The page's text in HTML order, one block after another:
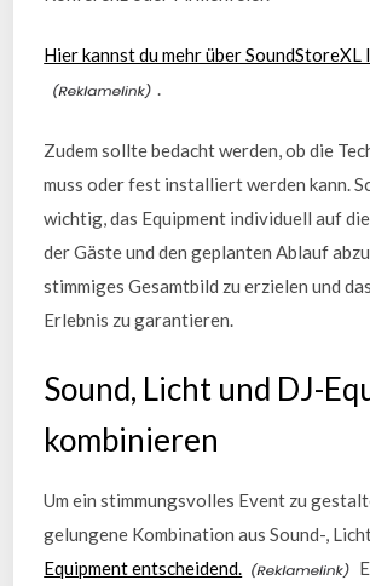
Hier kannst du mehr über SoundStoreXL
.
Zudem sollte bedacht werden, ob die
muss oder fest installiert werden kann.
wichtig, das Equipment individuell auf
der Gäste und den geplanten Ablauf
stimmiges Gesamtbild zu erzielen und
Erlebnis zu garantieren.
Sound, Licht und DJ-
kombinieren
Um ein stimmungsvolles Event zu
gelungene Kombination aus Sound-,
Equipment entscheidend.